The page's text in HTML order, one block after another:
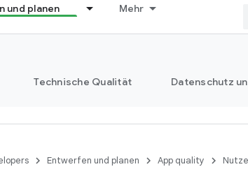
und planen Mehr
Technische Qualität Datenschutz
Entwerfen und planen App quality